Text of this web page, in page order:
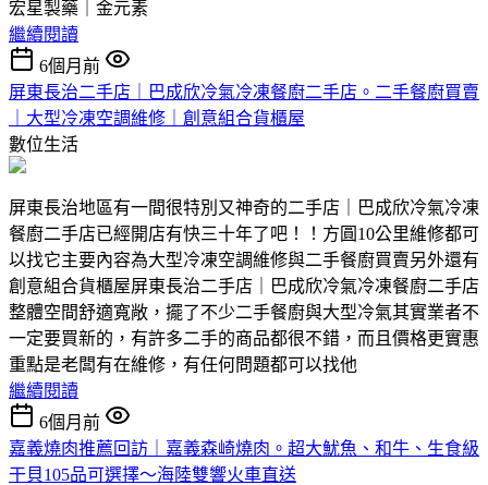
宏星製藥｜金元素
繼續閱讀
6個月前
屏東長治二手店｜巴成欣冷氣冷凍餐廚二手店。二手餐廚買賣
｜大型冷凍空調維修｜創意組合貨櫃屋
數位生活
屏東長治地區有一間很特別又神奇的二手店｜巴成欣冷氣冷凍
餐廚二手店已經開店有快三十年了吧！！方圓10公里維修都可
以找它主要內容為大型冷凍空調維修與二手餐廚買賣另外還有
創意組合貨櫃屋屏東長治二手店｜巴成欣冷氣冷凍餐廚二手店
整體空間舒適寬敞，擺了不少二手餐廚與大型冷氣其實業者不
一定要買新的，有許多二手的商品都很不錯，而且價格更實惠
重點是老闆有在維修，有任何問題都可以找他
繼續閱讀
6個月前
嘉義燒肉推薦回訪｜嘉義森崎燒肉。超大魷魚、和牛、生食級
干貝105品可選擇～海陸雙響火車直送